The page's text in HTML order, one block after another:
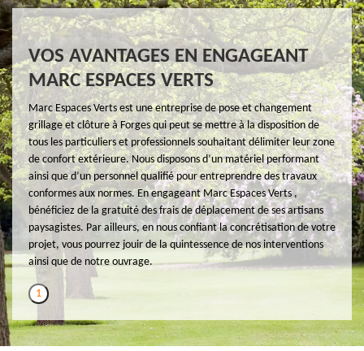
VOS AVANTAGES EN ENGAGEANT
MARC ESPACES VERTS
Marc Espaces Verts est une entreprise de pose et changement
grillage et clôture à Forges qui peut se mettre à la disposition de
tous les particuliers et professionnels souhaitant délimiter leur zone
de confort extérieure. Nous disposons d’un matériel performant
ainsi que d’un personnel qualifié pour entreprendre des travaux
conformes aux normes. En engageant Marc Espaces Verts ,
bénéficiez de la gratuité des frais de déplacement de ses artisans
paysagistes. Par ailleurs, en nous confiant la concrétisation de votre
projet, vous pourrez jouir de la quintessence de nos interventions
ainsi que de notre ouvrage.
1